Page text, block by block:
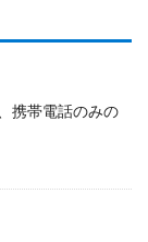
携帯電話のみの